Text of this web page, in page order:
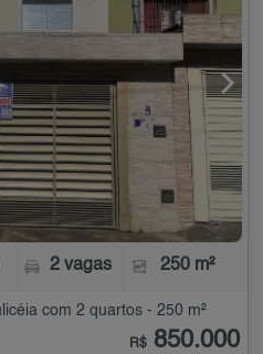
2 vagas 250 m²
com 2 quartos - 250 m²
R$ 850.000